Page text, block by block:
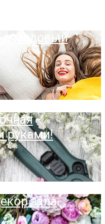
в медовый
руками!
зала